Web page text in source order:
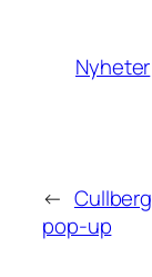
Nyheter
← Cullberg
pop-up